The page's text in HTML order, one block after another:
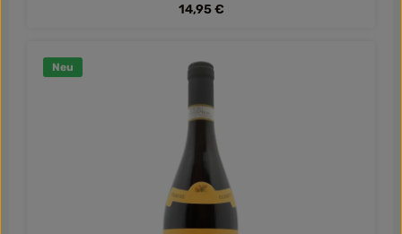
Regulärer Preis:
14,95 €
Neu